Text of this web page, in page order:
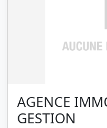
AGENCE
GESTION